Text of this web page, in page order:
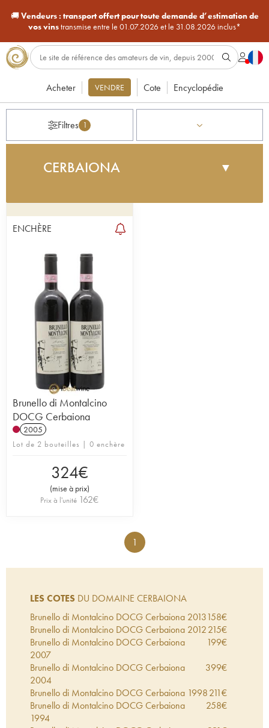
🚚Vendeurs : transport offert pour toute demande d’estimation de
vos vinstransmise entre le 01.07.2026 et le 31.08.2026 inclus*
Acheter VENDRE Cote Encyclopédie
Filtres 1
CERBAIONA ▼
l’ancien pilote Diego Molinari au nord-est
de Montalcino, le domaine, est riche de trois
et de bois. Depuis 2015, le vignoble est dirigé par
des investisseurs américains, tombés amoureux du
terroir et de la région. Les vignes, situées à 400
mètres d’altitude, comprennent les cépages
emblématiques de la région comme
le sangiovese. Au chai comme dans les vignes,
toutes les étapes de production sont réalisées dans
le plus grand respect des sols et de la biodiversité
afin de laisser la personnalité du terroir s’exprimer
librement. Après des vendanges réalisées
entièrement à la main, les vinifications sont
accomplies de manière peu interventionniste et le
soufre est ajouté en quantité minimale. C’est dans
ce contexte paisible que le vignoble dévoile des
cuvées authentiques, respirant les parfums
envoûtant de l’emblématique Toscane italienne.
ENCHÈRE
Brunello di Montalcino
DOCG Cerbaiona
2005
Lot de 2 bouteilles | 0 enchère
324€
(mise à prix)
Prix à l'unité 162€
1
LES COTES DU DOMAINE CERBAIONA
Brunello di Montalcino DOCG Cerbaiona 2013158€
Brunello di Montalcino DOCG Cerbaiona 2012215€
Brunello di Montalcino DOCG Cerbaiona
2007
199€
Brunello di Montalcino DOCG Cerbaiona
2004
399€
Brunello di Montalcino DOCG Cerbaiona 1998211€
Brunello di Montalcino DOCG Cerbaiona
1994
258€